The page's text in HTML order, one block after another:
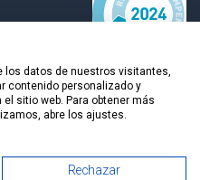
al carrito
© 2026 Smart Tech Ibd Global
los datos de nuestros visitantes,
contenido personalizado y
sitio web. Para obtener más
abre los ajustes.
Rechazar